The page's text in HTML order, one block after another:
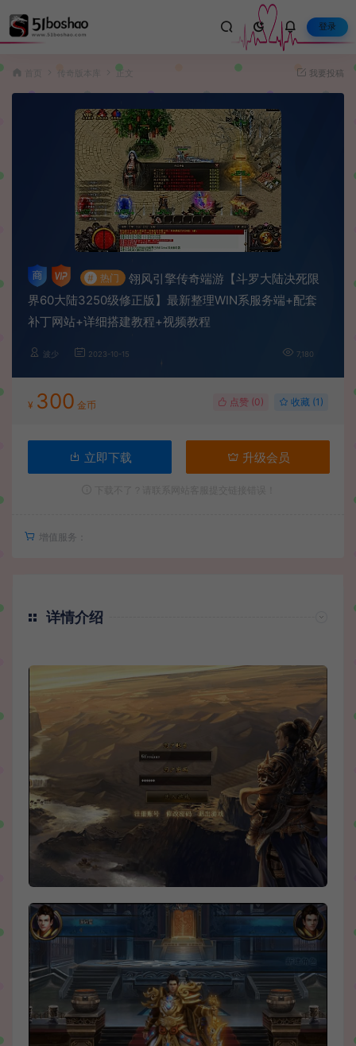
登录
传奇版本库 正文 我要投稿
# 热门
翎风引擎传奇端游【斗罗大陆决死限
界60大陆3250级修正版】最新整理WIN系服务端+配套
补丁网站+详细搭建教程+视频教程
波少 2023-10-15 7,180
¥ 300 金币 点赞 (0) 收藏 (1)
立即下载 升级会员
增值服务：
详情介绍